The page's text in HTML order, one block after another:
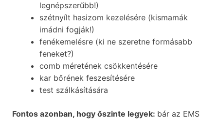
legnépszerűbb!)
szétnyílt hasizom kezelésére (kismamák
imádni fogják!)
fenékemelésre (ki ne szeretne formásabb
feneket?)
comb méretének csökkentésére
kar bőrének feszesítésére
test szálkásítására
Fontos azonban, hogy őszinte legyek: bár az EMS